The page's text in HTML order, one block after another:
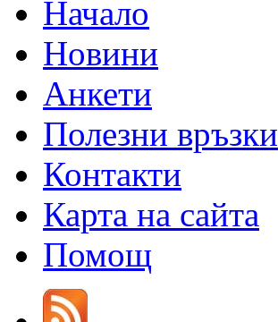
Начало
Новини
Анкети
Полезни връзки
Контакти
Карта на сайта
Помощ